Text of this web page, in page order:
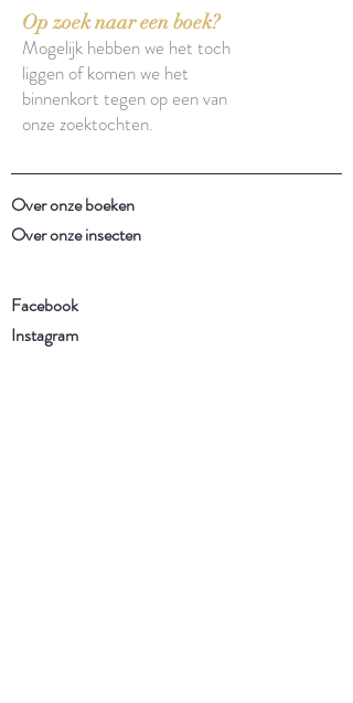
Op zoek naar een boek?
Mogelijk hebben we het toch
liggen of komen we het
binnenkort tegen op een van
onze zoektochten.
Over onze boeken
Over onze insecten
Facebook
Instagram